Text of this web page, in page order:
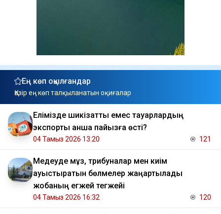
Ең көп оқылғандар
Қазір ең көп талқыланатын оқиғалар
Елімізде шикізаттық емес тауарлардың
экспорты қанша пайызға өсті?
04 Тамыз 2026 13:20 121
Медеуде мұз, трибуналар мен киім
ауыстыратын бөлмелер жаңартылады
жобаның егжей тегжейі
04 Тамыз 2026 16:32 120